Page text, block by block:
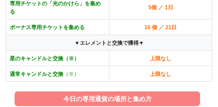
専用チケットの「光のかけら」を集め
る
5個 ／ 1日
ボーナス専用チケットを集める 15 個 ／ 21日
▼エレメントと交換で獲得▼
星のキャンドルと交換（※） 上限なし
通常キャンドルと交換 （※） 上限なし
今日の専用通貨の場所と集め方